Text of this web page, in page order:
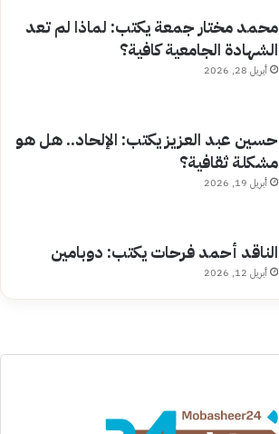
محمد مختار جمعة يكتب: لماذا لم تعد
الشهادة الجامعية كافية؟
أبريل 28, 2026
حسين عبد العزيز يكتب: الإلحاد.. هل هو
مشكلة ثقافية؟
أبريل 19, 2026
الناقد أحمد فرحات يكتب: دوبامين
أبريل 12, 2026